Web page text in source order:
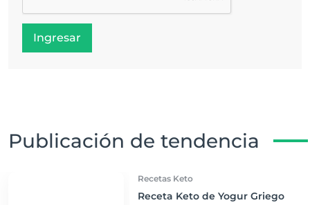
Ingresar
Publicación de tendencia
Recetas Keto
Receta Keto de Yogur Griego